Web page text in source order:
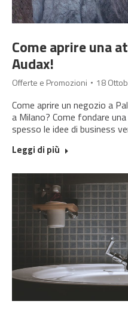
Come aprire una
Audax!
Offerte e Promozioni 18
Come aprire un negozio a
a Milano? Come fondare
spesso le idee di business
Leggi di più